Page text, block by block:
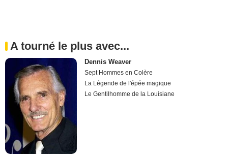
A tourné le plus avec...
Dennis Weaver
Sept Hommes en Colère
La Légende de l'épée magique
Le Gentilhomme de la Louisiane